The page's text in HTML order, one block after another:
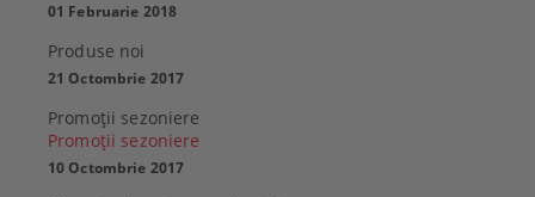
01 Februarie 2018
Produse noi
21 Octombrie 2017
Promoţii sezoniere
Promoţii sezoniere
10 Octombrie 2017